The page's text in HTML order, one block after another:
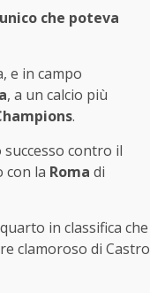
che poteva
e in campo
, a un calcio più
.
contro il
con la Roma di
quarto in classifica che
clamoroso di Castro